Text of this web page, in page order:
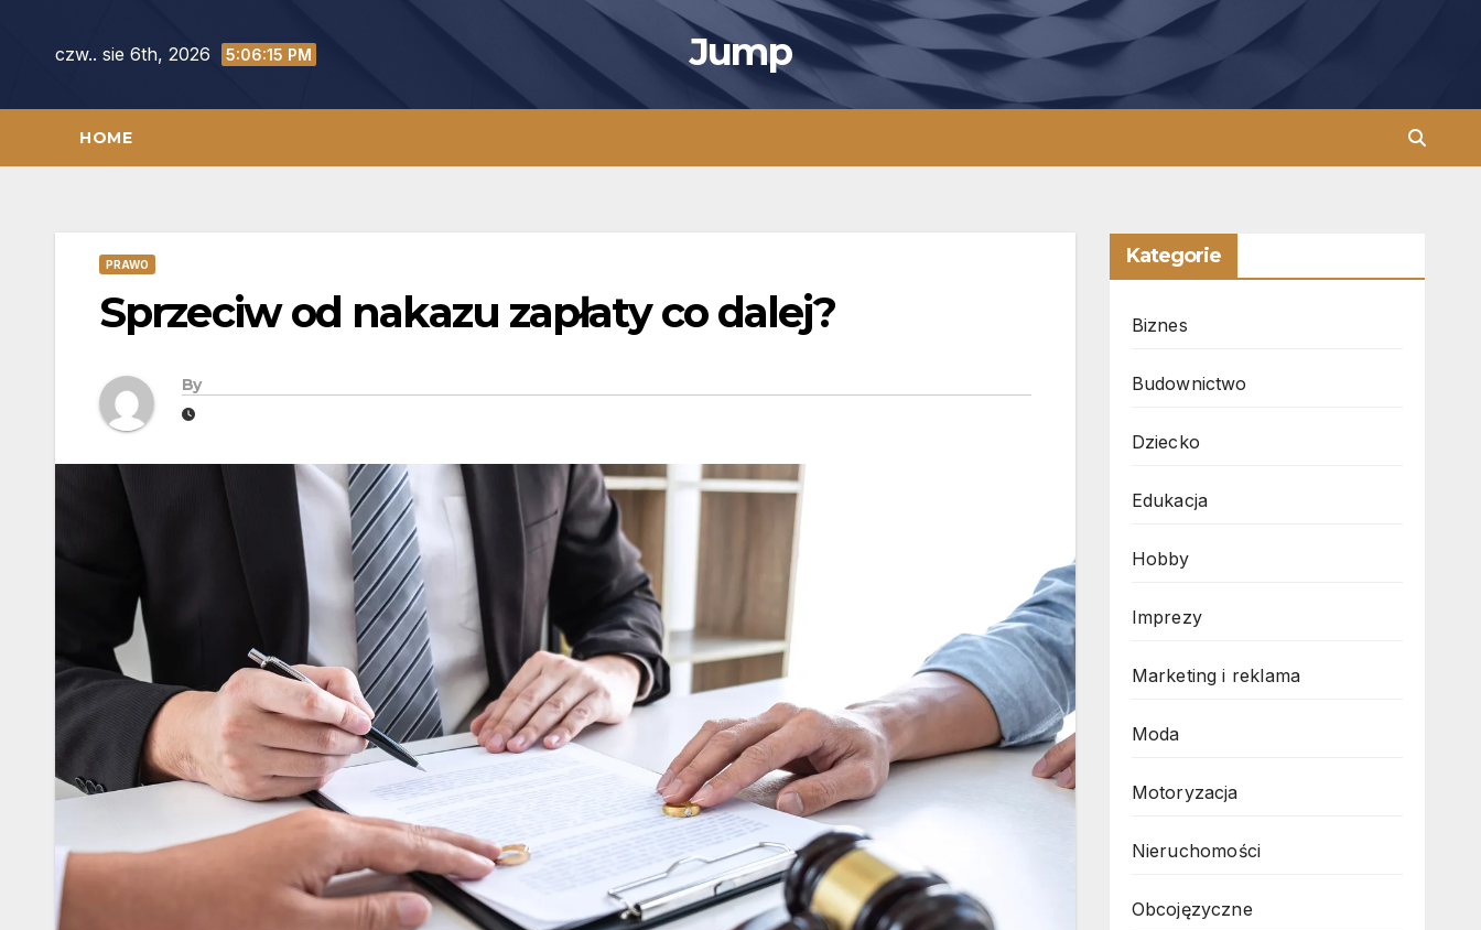
czw.. sie 6th, 2026 5:06:16 PM Jump
HOME
PRAWO
Sprzeciw od nakazu zapłaty co dalej?
By
Kategorie
Biznes
Budownictwo
Dziecko
Edukacja
Hobby
Imprezy
Marketing i reklama
Moda
Motoryzacja
Nieruchomości
Obcojęzyczne